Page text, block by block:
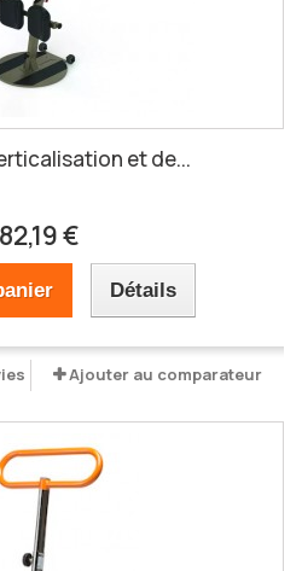
et de...
€
Détails
Ajouter au comparateur